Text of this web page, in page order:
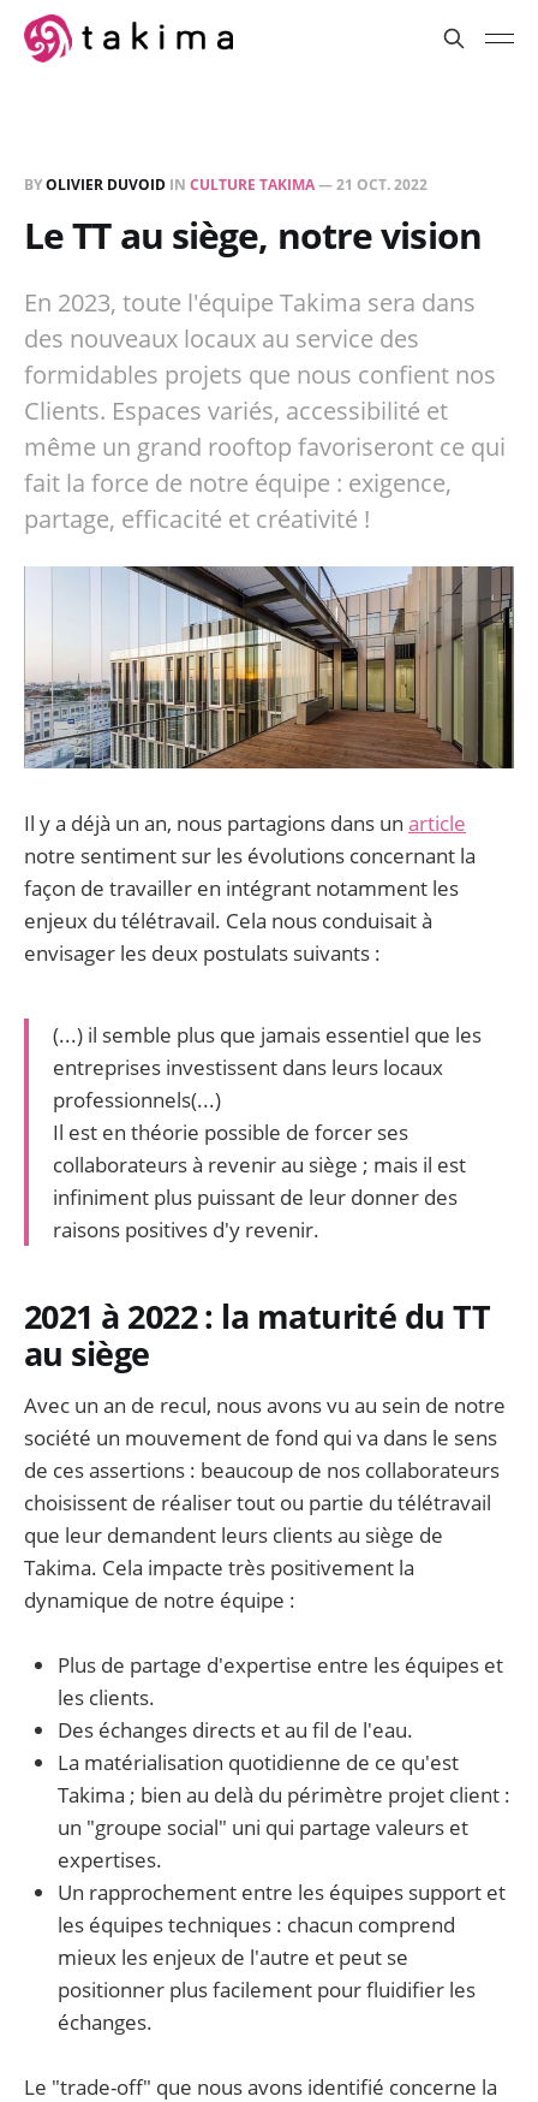
BYOLIVIER DUVOID IN CULTURE TAKIMA—21 OCT. 2022
Le TT au siège, notre vision
En 2023, toute l'équipe Takima sera dans
des nouveaux locaux au service des
formidables projets que nous confient nos
Clients. Espaces variés, accessibilité et
même un grand rooftop favoriseront ce qui
fait la force de notre équipe : exigence,
partage, efficacité et créativité !
Il y a déjà un an, nous partagions dans un article
notre sentiment sur les évolutions concernant la
façon de travailler en intégrant notamment les
enjeux du télétravail. Cela nous conduisait à
envisager les deux postulats suivants :
(...) il semble plus que jamais essentiel que les
entreprises investissent dans leurs locaux
professionnels(...)
Il est en théorie possible de forcer ses
collaborateurs à revenir au siège ; mais il est
infiniment plus puissant de leur donner des
raisons positives d'y revenir.
2021 à 2022 : la maturité du TT
au siège
Avec un an de recul, nous avons vu au sein de notre
société un mouvement de fond qui va dans le sens
de ces assertions : beaucoup de nos collaborateurs
choisissent de réaliser tout ou partie du télétravail
que leur demandent leurs clients au siège de
Takima.‌‌ Cela impacte très positivement la
dynamique de notre équipe :
Plus de partage d'expertise entre les équipes et
les clients.
Des échanges directs et au fil de l'eau.
La matérialisation quotidienne de ce qu'est
Takima ; bien au delà du périmètre projet client :
un "groupe social" uni qui partage valeurs et
expertises.
Un rapprochement entre les équipes support et
les équipes techniques : chacun comprend
mieux les enjeux de l'autre et peut se
positionner plus facilement pour fluidifier les
échanges.
Le "trade-off" que nous avons identifié concerne la